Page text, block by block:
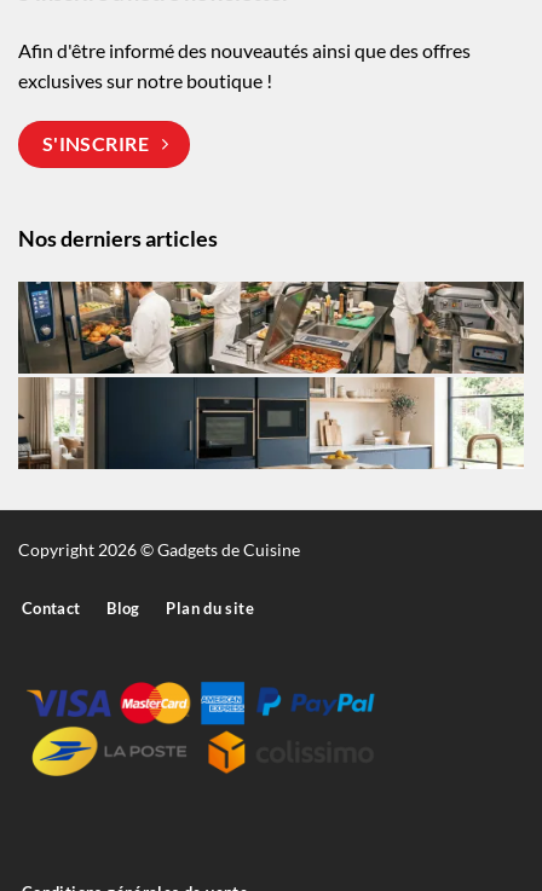
Nos derniers articles
Afin d'être informé des nouveautés ainsi que des offres
exclusives sur notre boutique !
S'INSCRIRE
Copyright 2026 © Gadgets de Cuisine
Contact Blog Plan du site